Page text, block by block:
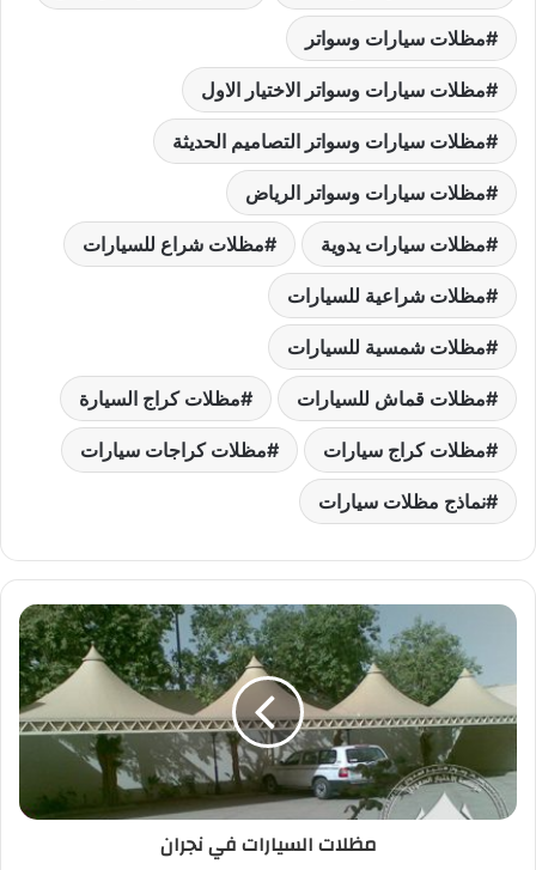
مظلات سيارات وسواتر
مظلات سيارات وسواتر الاختيار الاول
مظلات سيارات وسواتر التصاميم الحديثة
مظلات سيارات وسواتر الرياض
مظلات سيارات يدوية مظلات شراع للسيارات
مظلات شراعية للسيارات
مظلات شمسية للسيارات
مظلات قماش للسيارات مظلات كراج السيارة
مظلات كراج سيارات مظلات كراجات سيارات
نماذج مظلات سيارات
مظلات السيارات في نجران